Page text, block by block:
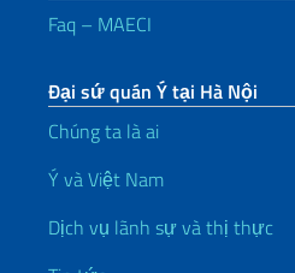
Faq – MAECI
Đại sứ quán Ý tại Hà Nội
Chúng ta là ai
Ý và Việt Nam
Dịch vụ lãnh sự và thị thực